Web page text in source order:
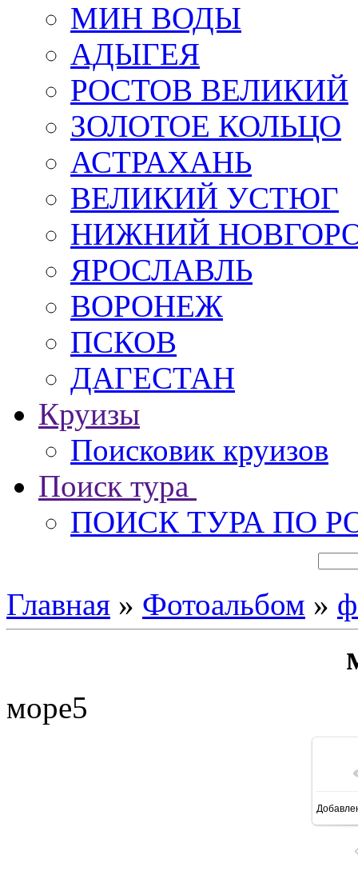
МИН ВОДЫ
АДЫГЕЯ
РОСТОВ ВЕЛИКИЙ
ЗОЛОТОЕ КОЛЬЦО
АСТРАХАНЬ
ВЕЛИКИЙ УСТЮГ
НИЖНИЙ
ЯРОСЛАВЛЬ
ВОРОНЕЖ
ПСКОВ
ДАГЕСТАН
Круизы
Поисковик круизов
Поиск тура
ПОИСК ТУРА ПО
Главная » Фотоальбом »
море5